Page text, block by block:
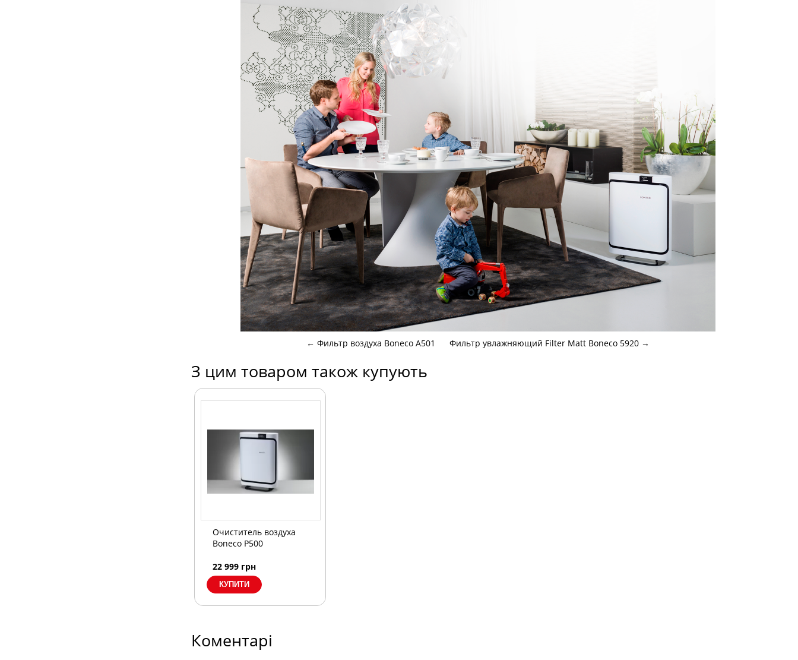
← Фильтр воздуха Boneco A501 Фильтр увлажняющий Filter Matt Boneco 5920→
З цим товаром також купують
Очиститель воздуха
Boneco P500
22 999 грн
Коментарі